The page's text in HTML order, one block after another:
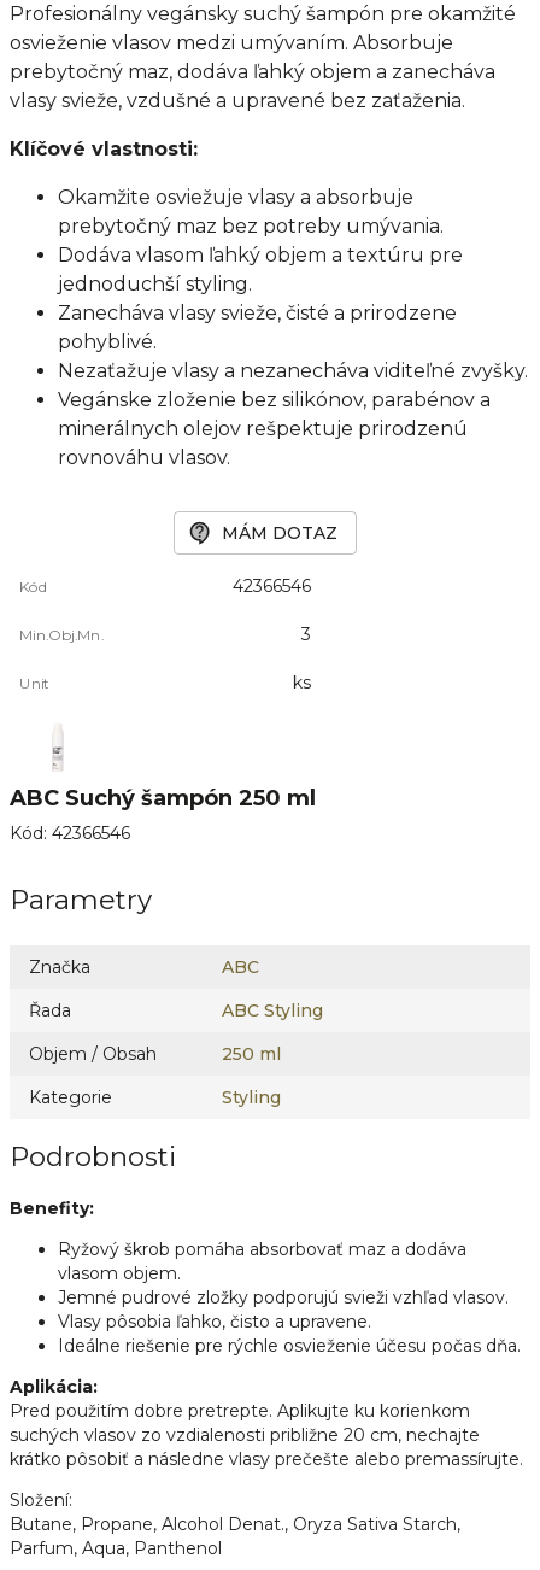
Kód 42366546
Min.Obj.Mn. 3
Unit ks
Profesionálny vegánsky suchý šampón pre okamžité
osvieženie vlasov medzi umývaním. Absorbuje
prebytočný maz, dodáva ľahký objem a zanecháva
vlasy svieže, vzdušné a upravené bez zaťaženia.
Klíčové vlastnosti:
Okamžite osviežuje vlasy a absorbuje
prebytočný maz bez potreby umývania.
Dodáva vlasom ľahký objem a textúru pre
jednoduchší styling.
Zanecháva vlasy svieže, čisté a prirodzene
pohyblivé.
Nezaťažuje vlasy a nezanecháva viditeľné zvyšky.
Vegánske zloženie bez silikónov, parabénov a
minerálnych olejov rešpektuje prirodzenú
rovnováhu vlasov.
MÁM DOTAZ
ABC Suchý šampón 250 ml
Kód: 42366546
Parametry
Značka
ABC
Řada
ABC Styling
Objem / Obsah
250 ml
Kategorie
Styling
Podrobnosti
Benefity:
Ryžový škrob pomáha absorbovať maz a dodáva
vlasom objem.
Jemné pudrové zložky podporujú svieži vzhľad vlasov.
Vlasy pôsobia ľahko, čisto a upravene.
Ideálne riešenie pre rýchle osvieženie účesu počas dňa.
Aplikácia:
Pred použitím dobre pretrepte. Aplikujte ku korienkom
suchých vlasov zo vzdialenosti približne 20 cm, nechajte
krátko pôsobiť a následne vlasy prečešte alebo premassírujte.
Složení:
Butane, Propane, Alcohol Denat., Oryza Sativa Starch,
Parfum, Aqua, Panthenol